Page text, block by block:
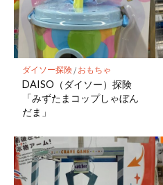
ダイソー探険/ おもちゃ
DAISO（ダイソー）探険
「みずたまコップしゃぼん
だま」